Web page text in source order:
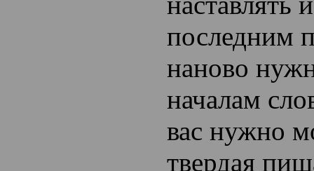
последним
наново
началам
вас нужно
твердая